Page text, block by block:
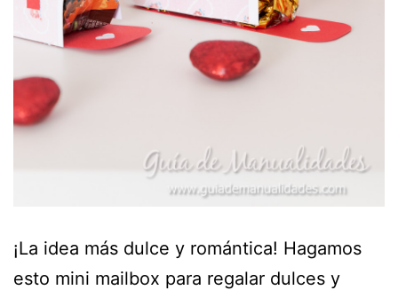
¡La idea más dulce y romántica! Hagamos
esto mini mailbox para regalar dulces y